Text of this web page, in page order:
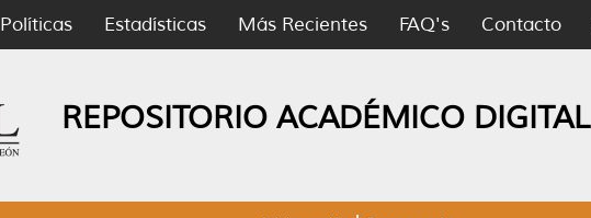
Políticas Estadísticas Más Recientes FAQ's Contacto
REPOSITORIO ACADÉMICO DIGITAL